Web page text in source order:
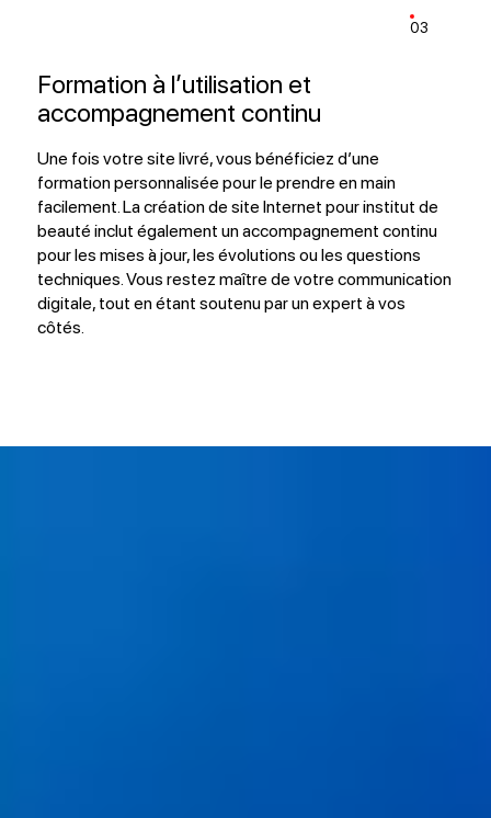
03
Formation à l’utilisation et
accompagnement continu
Une fois votre site livré, vous bénéficiez d’une
formation personnalisée pour le prendre en main
facilement. La création de site Internet pour institut de
beauté inclut également un accompagnement continu
pour les mises à jour, les évolutions ou les questions
techniques. Vous restez maître de votre communication
digitale, tout en étant soutenu par un expert à vos
côtés.